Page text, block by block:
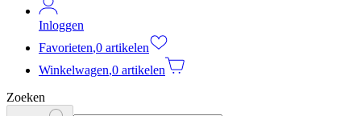
Inloggen
Favorieten,0 artikelen
Winkelwagen,0 artikelen
Zoeken